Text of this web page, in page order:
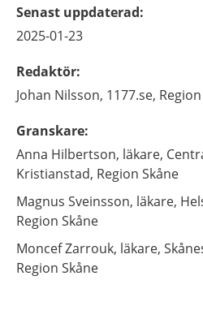
Senast uppdaterad:
2025-01-23
Redaktör:
Johan Nilsson, 1177.se,
Granskare:
Anna Hilbertson, läkare,
Kristianstad, Region Skåne
Magnus Sveinsson, läkare,
Region Skåne
MoncefZarrouk, läkare,
Region Skåne